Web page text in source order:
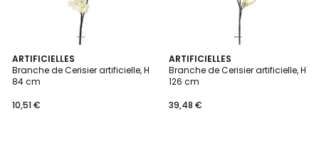
ARTIFICIELLES
Branche de Cerisier artificielle, H
84 cm
10,51 €
ARTIFICIELLES
Branche de Cerisier artificielle, H
126 cm
39,48 €